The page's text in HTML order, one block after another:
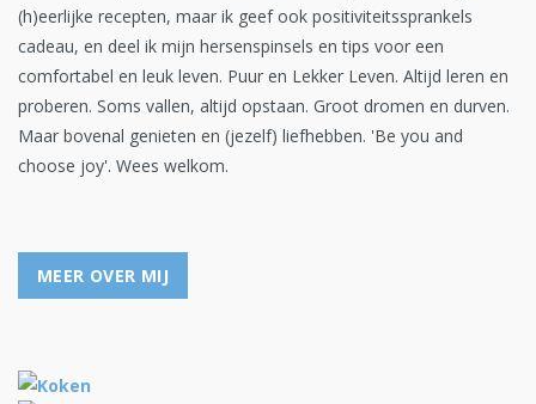
(h)eerlijke recepten, maar ik geef ook positiviteitssprankels
cadeau, en deel ik mijn hersenspinsels en tips voor een
comfortabel en leuk leven. Puur en Lekker Leven. Altijd leren en
proberen. Soms vallen, altijd opstaan. Groot dromen en durven.
Maar bovenal genieten en (jezelf) liefhebben. 'Be you and
choose joy'. Wees welkom.
MEER OVER MIJ